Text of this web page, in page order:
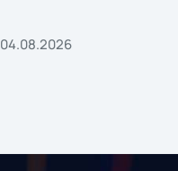
04.08.2026